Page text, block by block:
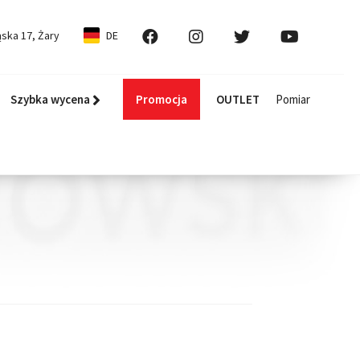
17, Żary DE
Szybka wycena Promocja OUTLET Pomiar